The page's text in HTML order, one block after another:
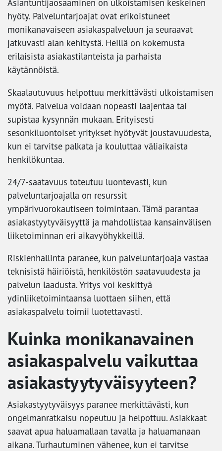
Asiantuntijaosaaminen on ulkoistamisen keskeinen
hyöty. Palveluntarjoajat ovat erikoistuneet
monikanavaiseen asiakaspalveluun ja seuraavat
jatkuvasti alan kehitystä. Heillä on kokemusta
erilaisista asiakastilanteista ja parhaista
käytännöistä.
Skaalautuvuus helpottuu merkittävästi ulkoistamisen
myötä. Palvelua voidaan nopeasti laajentaa tai
supistaa kysynnän mukaan. Erityisesti
sesonkiluontoiset yritykset hyötyvät joustavuudesta,
kun ei tarvitse palkata ja kouluttaa väliaikaista
henkilökuntaa.
24/7-saatavuus toteutuu luontevasti, kun
palveluntarjoajalla on resurssit
ympärivuorokautiseen toimintaan. Tämä parantaa
asiakastyytyväisyyttä ja mahdollistaa kansainvälisen
liiketoiminnan eri aikavyöhykkeillä.
Riskienhallinta paranee, kun palveluntarjoaja vastaa
teknisistä häiriöistä, henkilöstön saatavuudesta ja
palvelun laadusta. Yritys voi keskittyä
ydinliiketoimintaansa luottaen siihen, että
asiakaspalvelu toimii luotettavasti.
Kuinka monikanavainen
asiakaspalvelu vaikuttaa
asiakastyytyväisyyteen?
Asiakastyytyväisyys paranee merkittävästi, kun
ongelmanratkaisu nopeutuu ja helpottuu. Asiakkaat
saavat apua haluamallaan tavalla ja haluamanaan
aikana. Turhautuminen vähenee, kun ei tarvitse